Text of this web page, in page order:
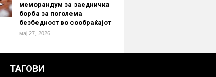
меморандум за заедничка
борба за поголема
безбедност во сообраќајот
мај 27, 2026
ТАГОВИ